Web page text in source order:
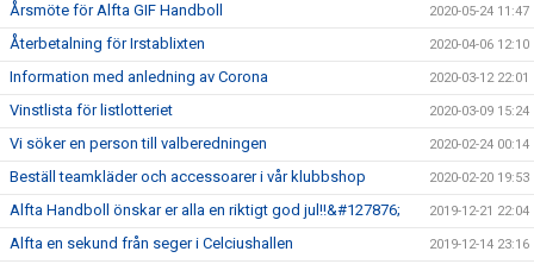
Årsmöte för Alfta GIF Handboll 2020-05-24 11:47
Återbetalning för Irstablixten 2020-04-06 12:10
Information med anledning av Corona 2020-03-12 22:01
Vinstlista för listlotteriet 2020-03-09 15:24
Vi söker en person till valberedningen 2020-02-24 00:14
Beställ teamkläder och accessoarer i vår klubbshop 2020-02-20 19:53
Alfta Handboll önskar er alla en riktigt god jul!!&#127876; 2019-12-21 22:04
Alfta en sekund från seger i Celciushallen 2019-12-14 23:16